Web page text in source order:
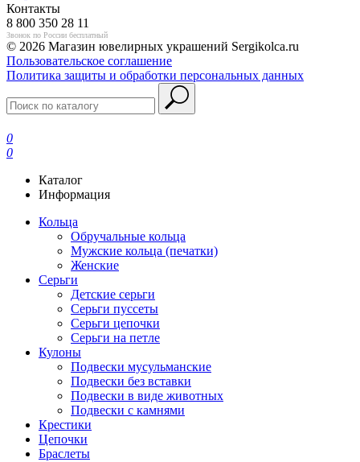
Контакты
8 800 350 28 11
Звонок по России бесплатный
© 2026 Магазин ювелирных украшений Sergikolca.ru
Пользовательское соглашение
Политика защиты и обработки персональных данных
0
0
Каталог
Информация
Кольца
Обручальные кольца
Мужские кольца (печатки)
Женские
Серьги
Детские серьги
Серьги пуссеты
Серьги цепочки
Серьги на петле
Кулоны
Подвески мусульманские
Подвески без вставки
Подвески в виде животных
Подвески с камнями
Крестики
Цепочки
Браслеты